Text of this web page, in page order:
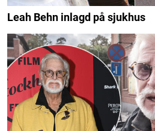
Leah Behn inlagd på sjukhus